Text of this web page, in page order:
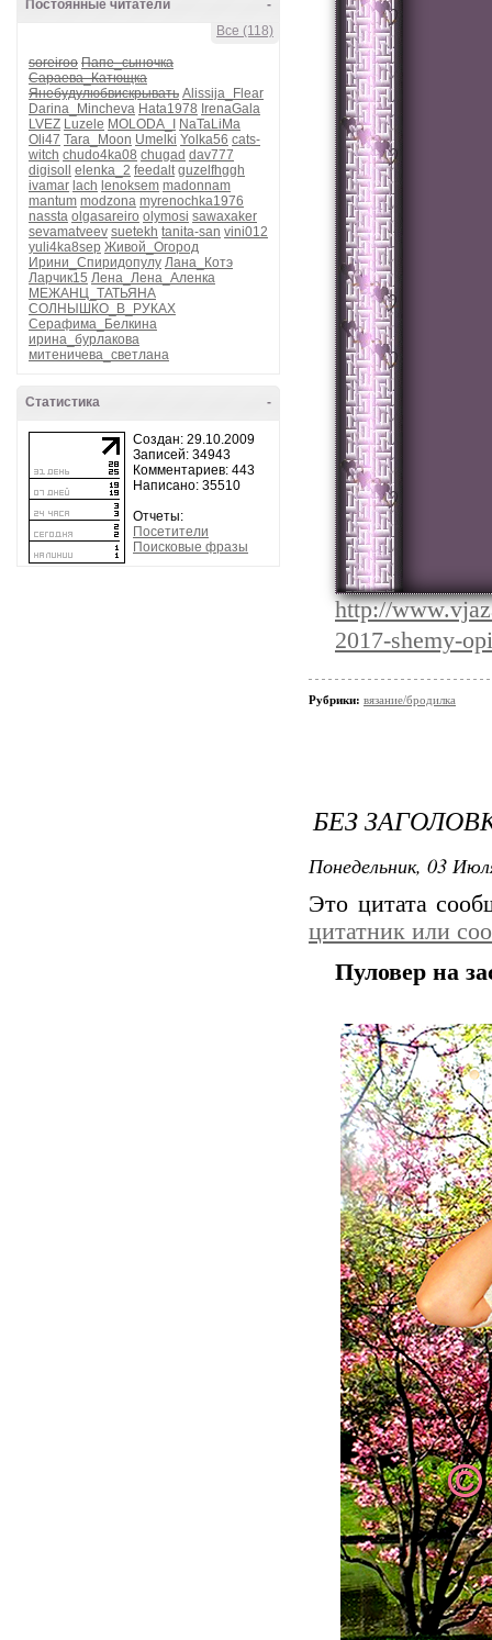
-
Постоянные читатели
Все (118)
soreiroo Папе_сыночка
Сараева_Катющка
Янебудулюбвискрывать Alissija_Flear
Darina_Mincheva Hata1978 IrenaGala
LVEZ Luzele MOLODA_I
NaTaLiMa
Oli47 Tara_Moon Umelki Yolka56 cats-
witch chudo4ka08 chugad dav777
digisoll
elenka_2 feedalt guzelfhggh
ivamar lach lenoksem madonnam
mantum modzona myrenochka1976
nassta olgasareiro olymosi sawaxaker
sevamatveev suetekh tanita-san vini012
yuli4ka8sep Живой_Огород
Ирини_Спиридопулу Лана_Котэ
Ларчик15 Лена_Лена_Аленка
МЕЖАНЦ_ТАТЬЯНА
СОЛНЫШКО_В_РУКАХ
Серафима_Белкина
ирина_бурлакова
митеничева_светлана
-
Статистика
Создан: 29.10.2009
Записей: 34943
Комментариев: 443
Написано: 35510
Отчеты:
Посетители
Поисковые фразы
http://
2017-shemy-
Рубрики: вязание/бродилка
БЕЗ
Понедельник, 03
Это цитата
цитатник или
Пуловер на